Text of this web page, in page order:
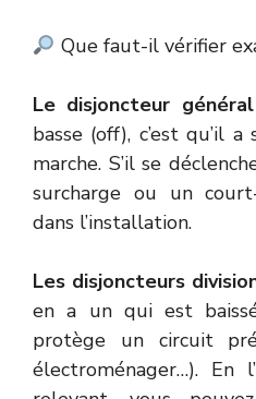
Que faut-il vérifier
Le disjoncteur général
basse (off), c’est qu’il
marche. S’il se
surcharge ou un
dans l’installation.
Les disjoncteurs
en a un qui est
protège un circuit
électroménager…). En